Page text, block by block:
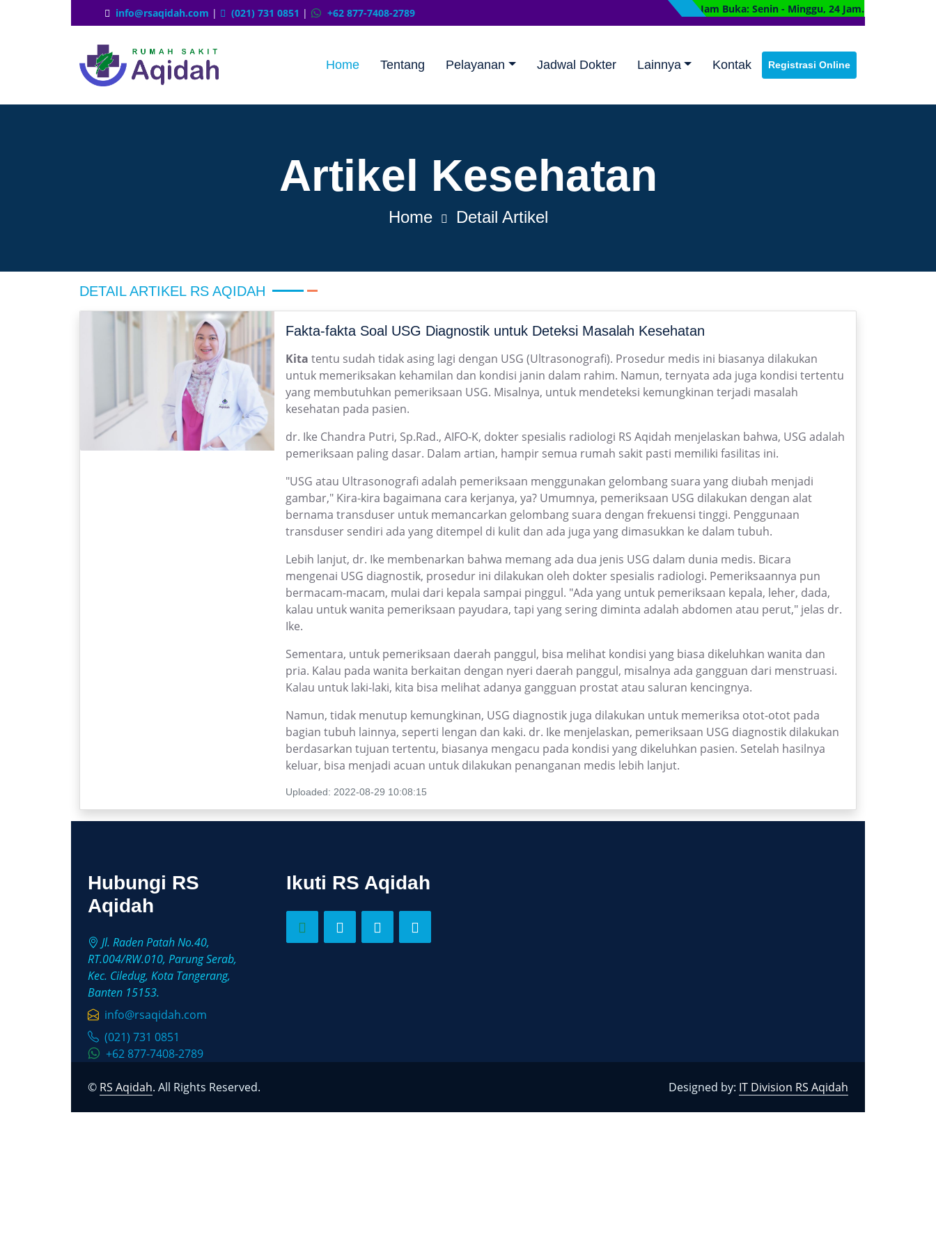
info@rsaqidah.com | (021) 731 0851 | +62 877-7408-2789 Jam Buka: Senin - Minggu, 24 Jam.
Home Tentang Pelayanan Jadwal Dokter Lainnya Kontak Registrasi Online
Artikel Kesehatan
Home Detail Artikel
DETAIL ARTIKEL RS AQIDAH
Fakta-fakta Soal USG Diagnostik untuk Deteksi Masalah Kesehatan
Kita tentu sudah tidak asing lagi dengan USG (Ultrasonografi). Prosedur medis ini biasanya dilakukan
untuk memeriksakan kehamilan dan kondisi janin dalam rahim. Namun, ternyata ada juga kondisi tertentu
yang membutuhkan pemeriksaan USG. Misalnya, untuk mendeteksi kemungkinan terjadi masalah
kesehatan pada pasien.
dr. Ike Chandra Putri, Sp.Rad., AIFO-K, dokter spesialis radiologi RS Aqidah menjelaskan bahwa, USG adalah
pemeriksaan paling dasar. Dalam artian, hampir semua rumah sakit pasti memiliki fasilitas ini.
"USG atau Ultrasonografi adalah pemeriksaan menggunakan gelombang suara yang diubah menjadi
gambar," Kira-kira bagaimana cara kerjanya, ya? Umumnya, pemeriksaan USG dilakukan dengan alat
bernama transduser untuk memancarkan gelombang suara dengan frekuensi tinggi. Penggunaan
transduser sendiri ada yang ditempel di kulit dan ada juga yang dimasukkan ke dalam tubuh.
Lebih lanjut, dr. Ike membenarkan bahwa memang ada dua jenis USG dalam dunia medis. Bicara
mengenai USG diagnostik, prosedur ini dilakukan oleh dokter spesialis radiologi. Pemeriksaannya pun
bermacam-macam, mulai dari kepala sampai pinggul. "Ada yang untuk pemeriksaan kepala, leher, dada,
kalau untuk wanita pemeriksaan payudara, tapi yang sering diminta adalah abdomen atau perut," jelas dr.
Ike.
Sementara, untuk pemeriksaan daerah panggul, bisa melihat kondisi yang biasa dikeluhkan wanita dan
pria. Kalau pada wanita berkaitan dengan nyeri daerah panggul, misalnya ada gangguan dari menstruasi.
Kalau untuk laki-laki, kita bisa melihat adanya gangguan prostat atau saluran kencingnya.
Namun, tidak menutup kemungkinan, USG diagnostik juga dilakukan untuk memeriksa otot-otot pada
bagian tubuh lainnya, seperti lengan dan kaki. dr. Ike menjelaskan, pemeriksaan USG diagnostik dilakukan
berdasarkan tujuan tertentu, biasanya mengacu pada kondisi yang dikeluhkan pasien. Setelah hasilnya
keluar, bisa menjadi acuan untuk dilakukan penanganan medis lebih lanjut.
Uploaded: 2022-08-29 10:08:15
Hubungi RS
Aqidah
Jl. Raden Patah No.40,
RT.004/RW.010, Parung Serab,
Kec. Ciledug, Kota Tangerang,
Banten 15153.
info@rsaqidah.com
(021) 731 0851
+62 877-7408-2789
Ikuti RS Aqidah
© RS Aqidah. All Rights Reserved. Designed by: IT Division RS Aqidah